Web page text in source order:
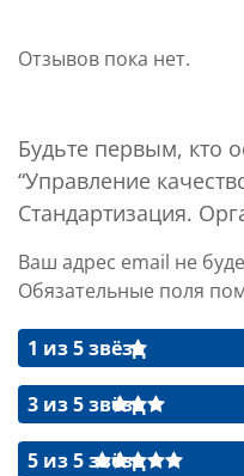
Отзывов пока нет.
Будьте первым, кто
“Управление
Стандартизация.
Ваш адрес email не
Обязательные поля
1 из 5 звёзд
3 из 5 звёзд
5 из 5 звёзд